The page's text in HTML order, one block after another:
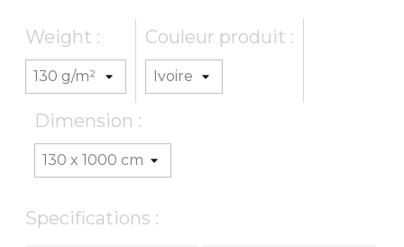
Weight : Couleur produit :
Dimension :
Specifications :